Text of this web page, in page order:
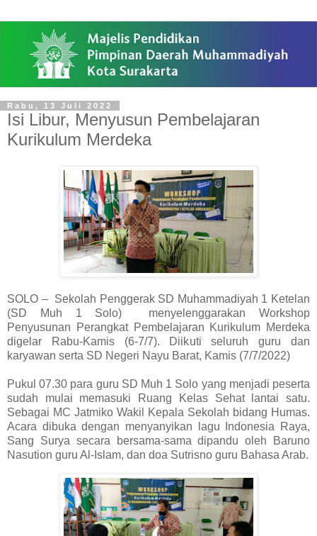
Rabu, 13 Juli 2022
Isi Libur, Menyusun Pembelajaran
Kurikulum Merdeka
SOLO – Sekolah Penggerak SD Muhammadiyah 1 Ketelan
(SD Muh 1 Solo) menyelenggarakan Workshop
Penyusunan Perangkat Pembelajaran Kurikulum Merdeka
digelar Rabu-Kamis (6-7/7). Diikuti seluruh guru dan
karyawan serta SD Negeri Nayu Barat, Kamis (7/7/2022)
Pukul 07.30 para guru SD Muh 1 Solo yang menjadi peserta
sudah mulai memasuki Ruang Kelas Sehat lantai satu.
Sebagai MC Jatmiko Wakil Kepala Sekolah bidang Humas.
Acara dibuka dengan menyanyikan lagu Indonesia Raya,
Sang Surya secara bersama-sama dipandu oleh Baruno
Nasution guru Al-Islam, dan doa Sutrisno guru Bahasa Arab.